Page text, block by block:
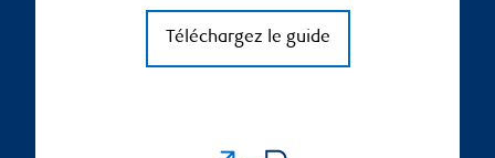
Téléchargez le guide